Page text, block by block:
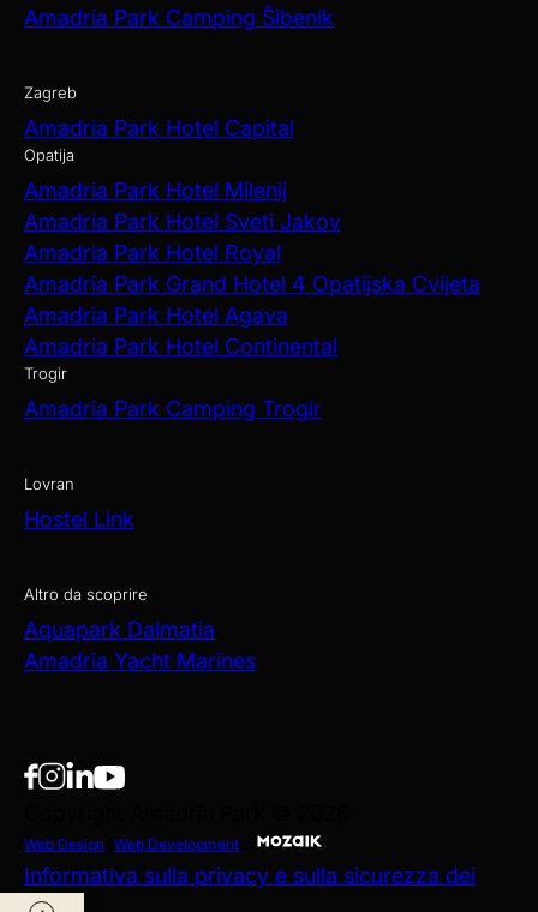
Amadria Park Camping Šibenik
Zagreb
Amadria Park Hotel Capital
Opatija
Amadria Park Hotel Milenij
Amadria Park Hotel Sveti Jakov
Amadria Park Hotel Royal
Amadria Park Grand Hotel 4 Opatijska Cvijeta
Amadria Park Hotel Agava
Amadria Park Hotel Continental
Trogir
Amadria Park Camping Trogir
Lovran
Hostel Link
Altro da scoprire
Aquapark Dalmatia
Amadria Yacht Marines
Web Design Web Development
Informativa sulla privacy e sulla sicurezza dei
dati